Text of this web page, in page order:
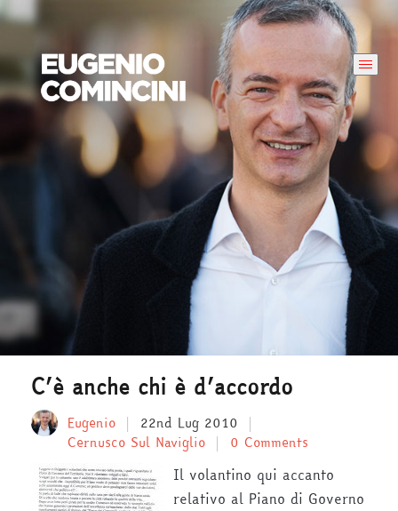
C’è anche chi è d’accordo
Eugenio
22nd Lug 2010
Cernusco Sul Naviglio
0 Comments
Il volantino qui accanto
relativo al Piano di Governo